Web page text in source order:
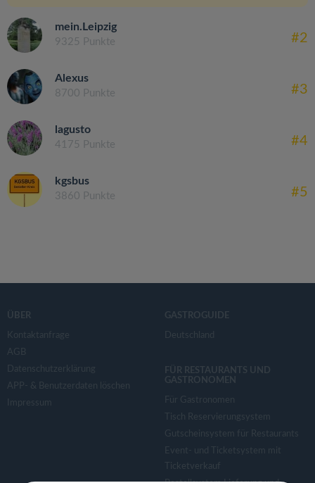
mein.Leipzig
9325 Punkte #2
Alexus
8700 Punkte #3
lagusto
4175 Punkte #4
kgsbus
3860 Punkte #5
ÜBER
Kontaktanfrage
AGB
Datenschutzerklärung
APP- & Benutzerdaten löschen
Impressum
GASTROGUIDE
Deutschland
FÜR RESTAURANTS UND
GASTRONOMEN
Für Gastronomen
Tisch Reservierungsystem
Gutscheinsystem für Restaurants
Event- und Ticketsystem mit
Ticketverkauf